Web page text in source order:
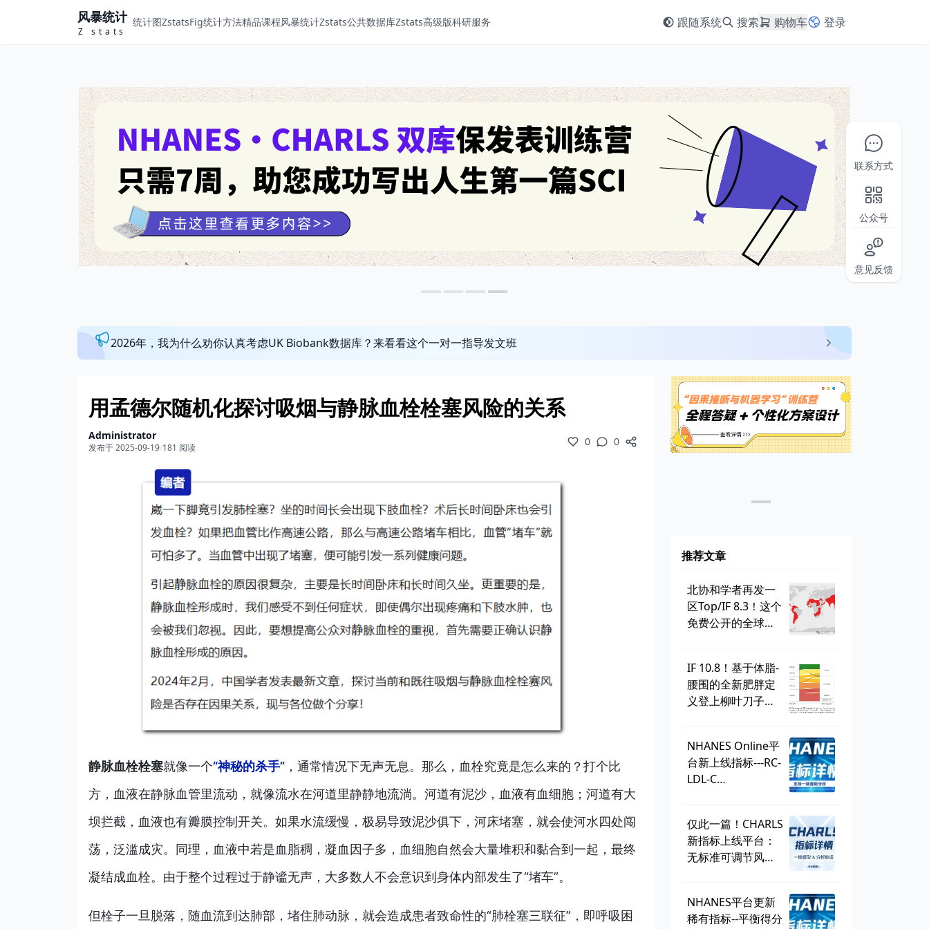
风暴统计
Z stats
统计图ZstatsFig统计方法精品课程风暴统计Zstats公共数据库Zstats高级版科研服务 跟随系统 搜索 购物车 登录
联系方式
公众号
意见反馈
2026年，我为什么劝你认真考虑UK Biobank数据库？来看看这个一对一指导发文班
用孟德尔随机化探讨吸烟与静脉血栓栓塞风险的关系
Administrator
发布于 2025-09-19/181 阅读 0 0
静脉血栓栓塞就像一个“神秘的杀手” ，通常情况下无声无息。那么，血栓究竟是怎么来的？打个比
方，血液在静脉血管里流动，就像流水在河道里静静地流淌。河道有泥沙，血液有血细胞；河道有大
坝拦截，血液也有瓣膜控制开关。如果水流缓慢，极易导致泥沙俱下，河床堵塞，就会使河水四处闯
荡，泛滥成灾。同理，血液中若是血脂稠，凝血因子多，血细胞自然会大量堆积和黏合到一起，最终
凝结成血栓。由于整个过程过于静谧无声，大多数人不会意识到身体内部发生了“堵车”。
但栓子一旦脱落，随血流到达肺部，堵住肺动脉，就会造成患者致命性的“肺栓塞三联征”，即呼吸困
推荐文章
北协和学者再发一
区Top/IF 8.3！这个
免费公开的全球学
IF 10.8！基于体脂-
腰围的全新肥胖定
义登上柳叶刀子
总
NHANES Online平
台新上线指标---RC-
LDL-C
仅此一篇！CHARLS
新指标上线平台：
无标准可调节风险
NHANES平台更新
稀有指标--平衡得分